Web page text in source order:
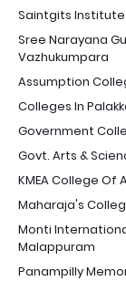
Saintgits
Sree Narayana
Vazhukumpara
Assumption
Colleges In
Government
Govt. Arts &
KMEA College Of
Maharaja's
Monti
Malappuram
Panampilly